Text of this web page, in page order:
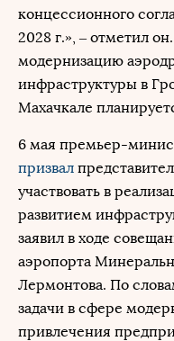
концессионного
2028 г.», – отметил
модернизацию
инфраструктуры в
Махачкале
6 мая премьер-
призвал
участвовать в
развитием
заявил в ходе
аэропорта
Лермонтова. По
задачи в сфере
привлечения